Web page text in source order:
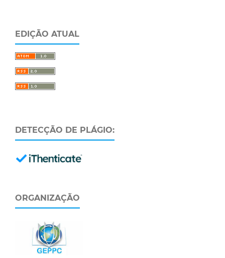
EDIÇÃO ATUAL
DETECÇÃO DE PLÁGIO:
ORGANIZAÇÃO